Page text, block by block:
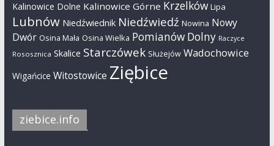
Kalinowice Dolne Kalinowice Górne Krzelków Lipa
Lubnów Niedźwiednik Niedźwiedź Nowina Nowy
Dwór Osina Mała Osina Wielka Pomianów Dolny Raczyce
Rososznica Skalice Starczówek Służejów Wadochowice
Wigańcice Witostowice Ziębice
ziebice.info